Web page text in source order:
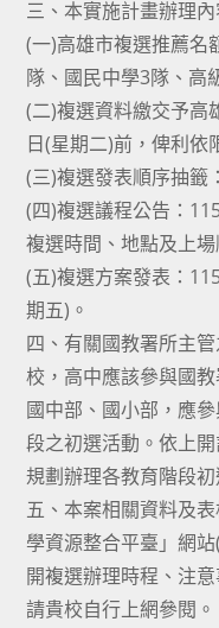
三、本實施計畫辦理
(一)高雄市複選推薦名
隊、國民中學3隊、高
(二)複選資料繳交予高
日(星期二)前，俾利依
(三)複選發表順序抽籤
(四)複選議程公告：
複選時間、地點及上場
(五)複選方案發表：
期五)。
四、有關國教署所主
校，高中應該參與國
國中部、國小部，應
段之初選活動。依上
規劃辦理各教育階段
五、本案相關資料及
學資源整合平臺」網
開複選辦理時程、注
請貴校自行上網參閱。